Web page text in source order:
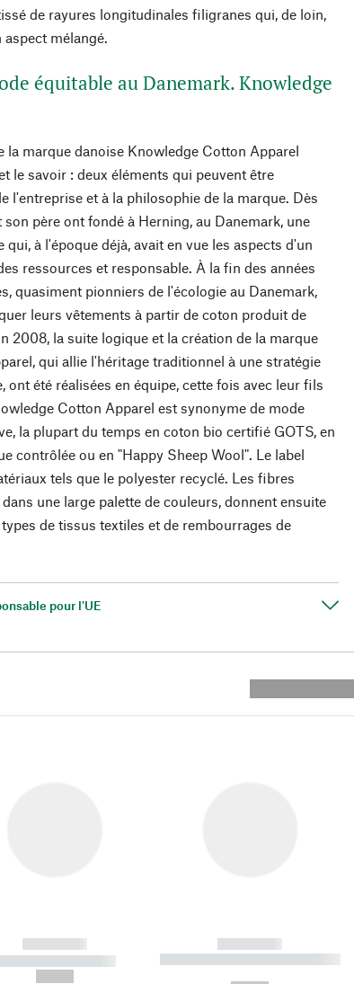
de rayures longitudinales filigranes qui, de loin,
mélangé.
équitable au Danemark. Knowledge
la marque danoise Knowledge Cotton Apparel
le savoir : deux éléments qui peuvent être
l'entreprise et à la philosophie de la marque. Dès
père ont fondé à Herning, au Danemark, une
à l'époque déjà, avait en vue les aspects d'un
ressources et responsable. À la fin des années
quasiment pionniers de l'écologie au Danemark,
leurs vêtements à partir de coton produit de
2008, la suite logique et la création de la marque
qui allie l'héritage traditionnel à une stratégie
ont été réalisées en équipe, cette fois avec leur fils
Cotton Apparel est synonyme de mode
la plupart du temps en coton bio certifié GOTS, en
contrôlée ou en "Happy Sheep Wool". Le label
tels que le polyester recyclé. Les fibres
une large palette de couleurs, donnent ensuite
de tissus textiles et de rembourrages de
pour l'UE
------------
-----------
------------
----------- ----------- ----------